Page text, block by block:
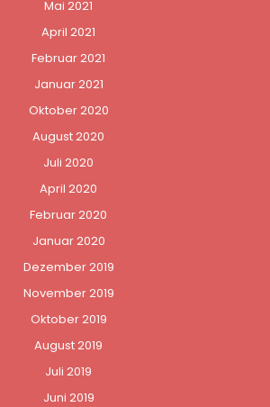
Mai 2021
April 2021
Februar 2021
Januar 2021
Oktober 2020
August 2020
Juli 2020
April 2020
Februar 2020
Januar 2020
Dezember 2019
November 2019
Oktober 2019
August 2019
Juli 2019
Juni 2019